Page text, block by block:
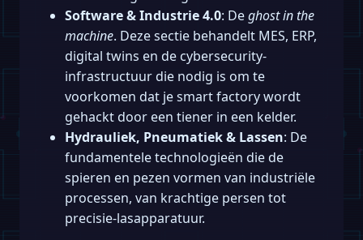
Software & Industrie 4.0: Deghost in the
machine. Deze sectie behandelt MES, ERP,
digital twins en de cybersecurity-
infrastructuur die nodig is om te
voorkomen dat je smart factory wordt
gehackt door een tiener in een kelder.
Hydrauliek, Pneumatiek & Lassen: De
fundamentele technologieën die de
spieren en pezen vormen van industriële
processen, van krachtige persen tot
precisie-lasapparatuur.